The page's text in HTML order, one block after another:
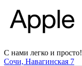
С нами легко и просто!
Сочи, Навагинская 7